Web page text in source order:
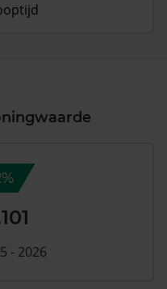
- 2026